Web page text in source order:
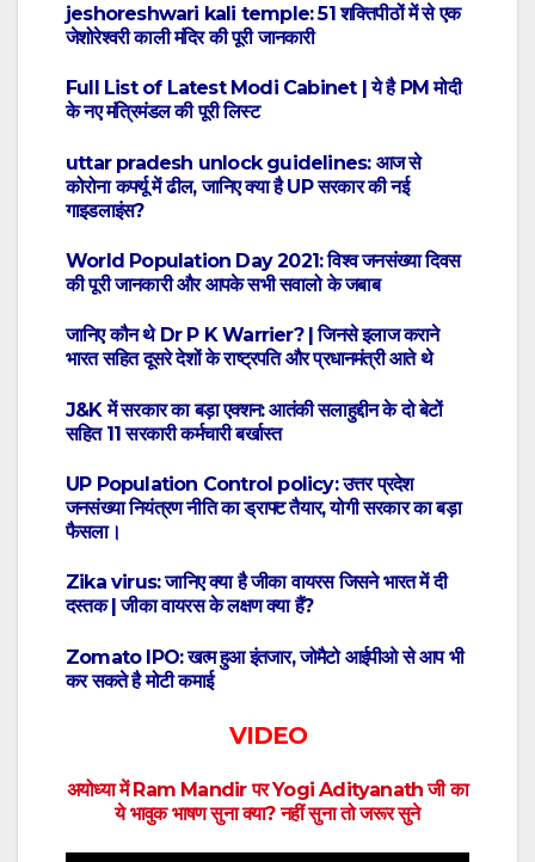
jeshoreshwari kali temple: 51 शक्तिपीठों में से एक
जेशोरेश्वरी काली मंदिर की पूरी जानकारी
Full List of Latest Modi Cabinet | ये है PM मोदी
के नए मंत्रिमंडल की पूरी लिस्ट
uttar pradesh unlock guidelines: आज से
कोरोना कर्फ्यू में ढील, जानिए क्या है UP सरकार की नई
गाइडलाइंस?
World Population Day 2021: विश्व जनसंख्या दिवस
की पूरी जानकारी और आपके सभी सवालो के जबाब
जानिए कौन थे Dr P K Warrier? | जिनसे इलाज कराने
भारत सहित दूसरे देशों के राष्ट्रपति और प्रधानमंत्री आते थे
J&K में सरकार का बड़ा एक्शन: आतंकी सलाहुद्दीन के दो बेटों
सहित 11 सरकारी कर्मचारी बर्खास्त
UP Population Control policy: उत्तर प्रदेश
जनसंख्या नियंत्रण नीति का ड्राफ्ट तैयार, योगी सरकार का बड़ा
फैसला।
Zika virus: जानिए क्या है जीका वायरस जिसने भारत में दी
दस्तक | जीका वायरस के लक्षण क्या हैं?
Zomato IPO: खत्म हुआ इंतजार, जोमैटो आईपीओ से आप भी
कर सकते है मोटी कमाई
VIDEO
अयोध्या में Ram Mandir पर Yogi Adityanath जी का
ये भावुक भाषण सुना क्या? नहीं सुना तो जरूर सुने